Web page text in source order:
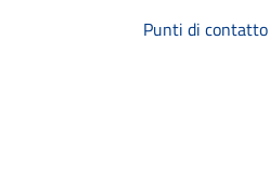
Punti di contatto